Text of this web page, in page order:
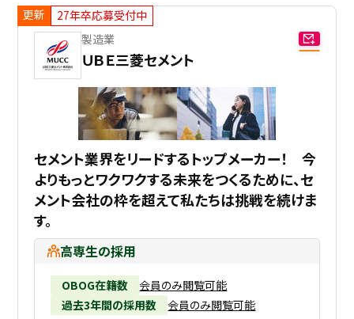
更新
27年卒応募受付中
製造業
ＵＢＥ三菱セメント
セメント業界をリードするトップメーカー！ 今
よりもっとワクワクする未来をつくるために、セ
メント会社の枠を超えて私たちは挑戦を続けま
す。
高専生の採用
OBOG在籍数
会員のみ閲覧可能
過去3年間の採用数
会員のみ閲覧可能